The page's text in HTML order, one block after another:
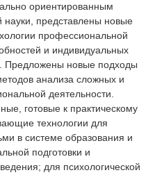
ориентированным
науки, представлены новые
профессиональной
и индивидуальных
Предложены новые подходы
анализа сложных и
деятельности.
готовые к практическому
технологии для
в системе образования и
подготовки и
для психологической